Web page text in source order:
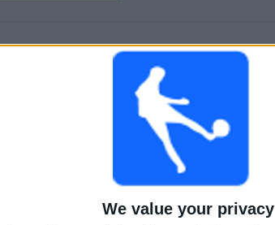
We value your privacy
PÄIVÄT
PELIÄ
159
PERÄKKÄISET
MAKSUPELIT
YHTEENSÄ